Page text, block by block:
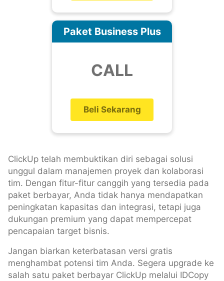
Paket Business Plus
CALL
Beli Sekarang
ClickUp telah membuktikan diri sebagai solusi
unggul dalam manajemen proyek dan kolaborasi
tim. Dengan fitur-fitur canggih yang tersedia pada
paket berbayar, Anda tidak hanya mendapatkan
peningkatan kapasitas dan integrasi, tetapi juga
dukungan premium yang dapat mempercepat
pencapaian target bisnis.
Jangan biarkan keterbatasan versi gratis
menghambat potensi tim Anda. Segera upgrade ke
salah satu paket berbayar ClickUp melalui IDCopy